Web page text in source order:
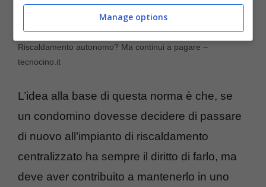
Riscaldamento autonomo? Ma continui a pagare –
tecnocino.it
L’idea alla base di questa norma è che, se
un condomino dovesse decidere di passare
di nuovo all’impianto di riscaldamento
centralizzato ha sempre il diritto di farlo, ma
deve aver contribuito a mantenerlo in uno
Manage options